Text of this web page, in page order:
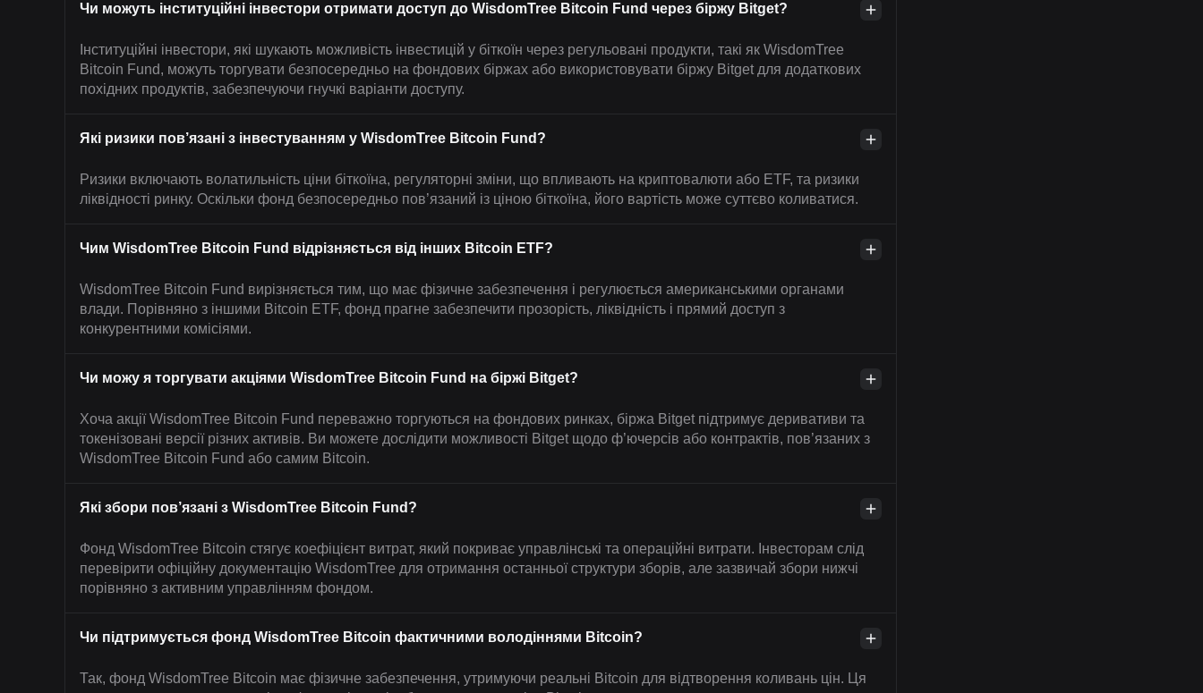
Чи можуть інституційні інвестори отримати доступ до WisdomTree Bitcoin Fund через біржу Bitget?
Інституційні інвестори, які шукають можливість інвестицій у біткоїн через регульовані продукти, такі як WisdomTree
Bitcoin Fund, можуть торгувати безпосередньо на фондових біржах або використовувати біржу Bitget для додаткових
похідних продуктів, забезпечуючи гнучкі варіанти доступу.
Які ризики пов’язані з інвестуванням у WisdomTree Bitcoin Fund?
Ризики включають волатильність ціни біткоїна, регуляторні зміни, що впливають на криптовалюти або ETF, та ризики
ліквідності ринку. Оскільки фонд безпосередньо пов’язаний із ціною біткоїна, його вартість може суттєво коливатися.
Чим WisdomTree Bitcoin Fund відрізняється від інших Bitcoin ETF?
WisdomTree Bitcoin Fund вирізняється тим, що має фізичне забезпечення і регулюється американськими органами
влади. Порівняно з іншими Bitcoin ETF, фонд прагне забезпечити прозорість, ліквідність і прямий доступ з
конкурентними комісіями.
Чи можу я торгувати акціями WisdomTree Bitcoin Fund на біржі Bitget?
Хоча акції WisdomTree Bitcoin Fund переважно торгуються на фондових ринках, біржа Bitget підтримує деривативи та
токенізовані версії різних активів. Ви можете дослідити можливості Bitget щодо ф’ючерсів або контрактів, пов’язаних з
WisdomTree Bitcoin Fund або самим Bitcoin.
Які збори пов’язані з WisdomTree Bitcoin Fund?
Фонд WisdomTree Bitcoin стягує коефіцієнт витрат, який покриває управлінські та операційні витрати. Інвесторам слід
перевірити офіційну документацію WisdomTree для отримання останньої структури зборів, але зазвичай збори нижчі
порівняно з активним управлінням фондом.
Чи підтримується фонд WisdomTree Bitcoin фактичними володіннями Bitcoin?
Так, фонд WisdomTree Bitcoin має фізичне забезпечення, утримуючи реальні Bitcoin для відтворення коливань цін. Ця